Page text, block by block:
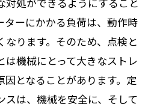
ターにかかる負荷は、動作時
なります。そのため、点検と
は機械にとって大きなストレ
因となることがあります。定
は、機械を安全に、そして